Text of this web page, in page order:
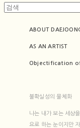
ABOUT
AS AN ARTIST
Objectification
불확실성의 물체화
나는 내가 보는 세상
요로 하는 눈이지만